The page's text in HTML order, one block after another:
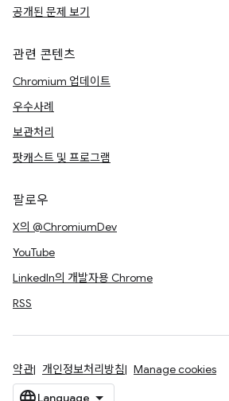
공개된 문제 보기
관련 콘텐츠
Chromium 업데이트
우수사례
보관처리
팟캐스트 및 프로그램
팔로우
X의 @ChromiumDev
YouTube
LinkedIn의 개발자용 Chrome
RSS
약관 개인정보처리방침 Manage cookies